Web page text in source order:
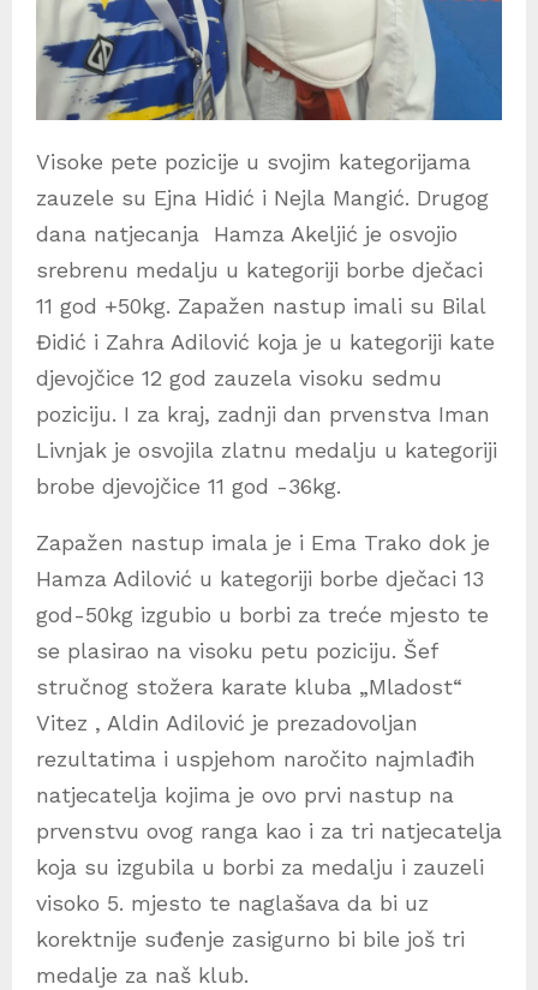
Visoke pete pozicije u svojim kategorijama
zauzele su Ejna Hidić i Nejla Mangić. Drugog
dana natjecanja Hamza Akeljić je osvojio
srebrenu medalju u kategoriji borbe dječaci
11 god +50kg. Zapažen nastup imali su Bilal
Đidić i Zahra Adilović koja je u kategoriji kate
djevojčice 12 god zauzela visoku sedmu
poziciju. I za kraj, zadnji dan prvenstva Iman
Livnjak je osvojila zlatnu medalju u kategoriji
brobe djevojčice 11 god -36kg.
Zapažen nastup imala je i Ema Trako dok je
Hamza Adilović u kategoriji borbe dječaci 13
god-50kg izgubio u borbi za treće mjesto te
se plasirao na visoku petu poziciju. Šef
stručnog stožera karate kluba „Mladost“
Vitez , Aldin Adilović je prezadovoljan
rezultatima i uspjehom naročito najmlađih
natjecatelja kojima je ovo prvi nastup na
prvenstvu ovog ranga kao i za tri natjecatelja
koja su izgubila u borbi za medalju i zauzeli
visoko 5. mjesto te naglašava da bi uz
korektnije suđenje zasigurno bi bile još tri
medalje za naš klub.